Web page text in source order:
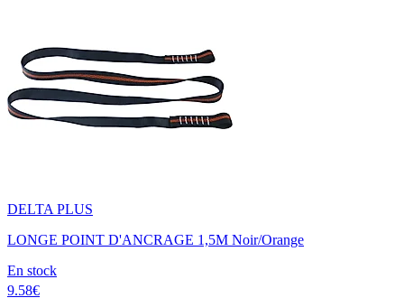
DELTA PLUS
LONGE POINT D'ANCRAGE 1,5M Noir/Orange
En stock
9.58€